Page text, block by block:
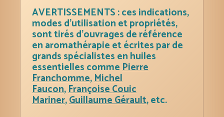
AVERTISSEMENTS : ces indications,
modes d’utilisation et propriétés,
sont tirés d’ouvrages de référence
en aromathérapie et écrites par de
grands spécialistes en huiles
essentielles commePierre
Franchomme,Michel
Faucon,Françoise Couic
Mariner,Guillaume Gérault, etc.